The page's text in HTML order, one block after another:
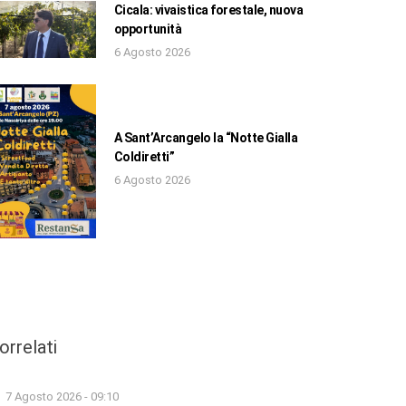
Cicala: vivaistica forestale, nuova
opportunità
6 Agosto 2026
A Sant’Arcangelo la “Notte Gialla
Coldiretti”
6 Agosto 2026
7 Agosto 2026 - 09:10